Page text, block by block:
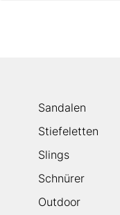
Sandalen
Stiefeletten
Slings
Schnürer
Outdoor